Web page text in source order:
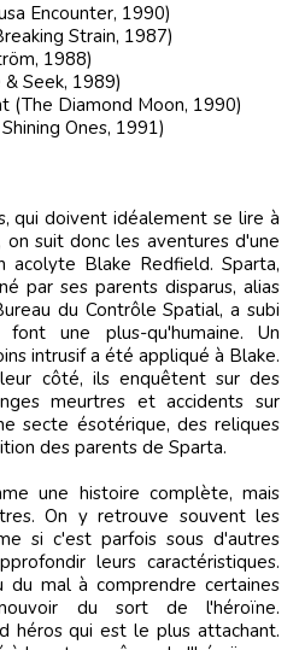
Encounter, 1990)
Strain, 1987)
1988)
Seek, 1989)
(The Diamond Moon, 1990)
Ones, 1991)
suit donc les aventures d'une
acolyte Blake Redfield. Sparta,
par ses parents disparus, alias
du Contrôle Spatial, a subi
une plus-qu'humaine. Un
intrusif a été appliqué à Blake.
côté, ils enquêtent sur des
meurtres et accidents sur
secte ésotérique, des reliques
des parents de Sparta.
une histoire complète, mais
On y retrouve souvent les
si c'est parfois sous d'autres
leurs caractéristiques.
mal à comprendre certaines
du sort de l'héroïne.
héros qui est le plus attachant.